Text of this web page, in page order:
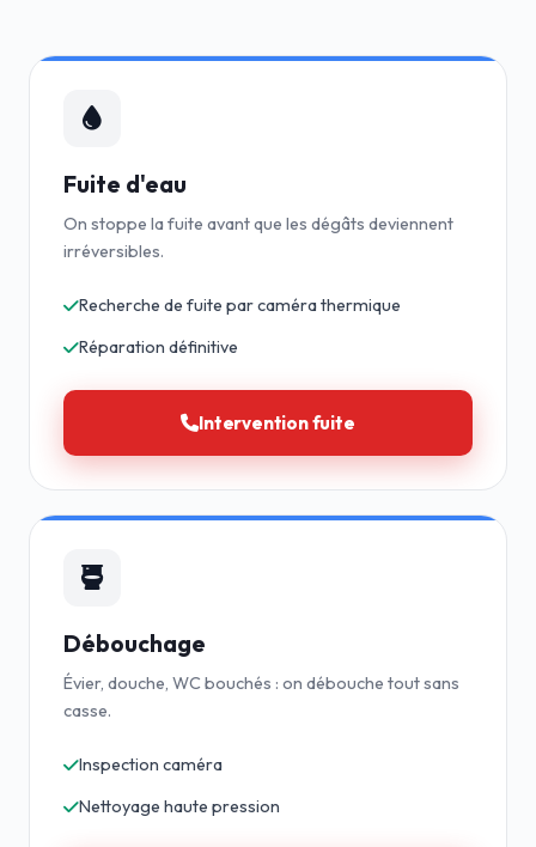
Fuite d'eau
On stoppe la fuite avant que les dégâts deviennent
irréversibles.
Recherche de fuite par caméra thermique
Réparation définitive
Intervention fuite
Débouchage
Évier, douche, WC bouchés : on débouche tout sans
casse.
Inspection caméra
Nettoyage haute pression